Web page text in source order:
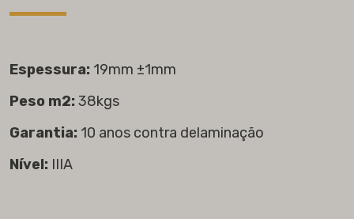
Espessura: 19mm ±1mm
Peso m2: 38kgs
Garantia: 10 anos contra delaminação
Nível: IIIA